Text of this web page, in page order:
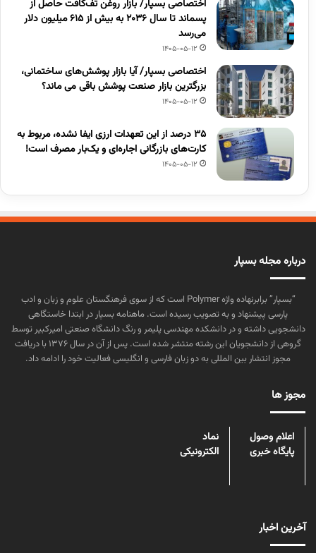
اختصاصی بسپار/ بازار روغن تَف‌کافت حاصل از
پسماند تا سال ۲۰۳۶ به بیش از ۶۱۵ میلیون دلار
می‌رسد
1405-05-12
اختصاصی بسپار/ آیا بازار پوشش‌های ساختمانی،
بزرگترین بازار صنعت پوشش باقی می ماند؟
1405-05-12
۳۵ درصد از این تعهدات ارزی ایفا نشده، مربوط به
کارت‌های بازرگانی اجاره‌ای و یک‌بار مصرف است!
1405-05-12
درباره مجله بسپار
“بسپار” برابرنهاده واژه Polymer است که از سوی فرهنگستان علوم و زبان و ادب
پارسی پیشنهاد و به تصویب رسیده است. ماهنامه بسپار در ابتدا خاستگاهی
دانشجویی داشته و در دانشکده مهندسی پلیمر و رنگ دانشگاه صنعتی امیرکبیر توسط
گروهی از دانشجویان این رشته منتشر شده است. پس از آن در سال ۱۳۷۶ با دریافت
مجوز انتشار بین المللی به دو زبان فارسی و انگلیسی فعالیت خود را ادامه داد.
مجوز ها
اعلام وصول
پایگاه خبری
نماد
الکترونیکی
آخرین اخبار